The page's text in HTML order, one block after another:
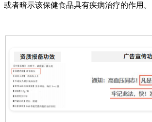
或者暗示该保健食品具有疾病治疗的作用。